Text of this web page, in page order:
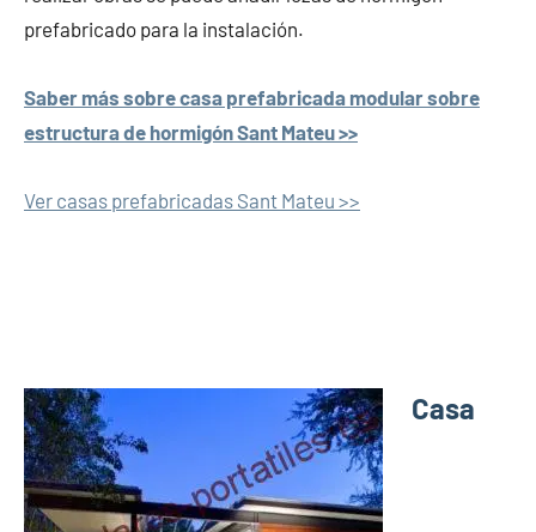
prefabricado para la instalación.
Saber más sobre casa prefabricada modular sobre
estructura de hormigón Sant Mateu >>
Ver casas prefabricadas Sant Mateu >>
Casa